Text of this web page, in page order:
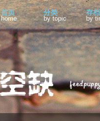
首页
home
分类
by topic
存档
by